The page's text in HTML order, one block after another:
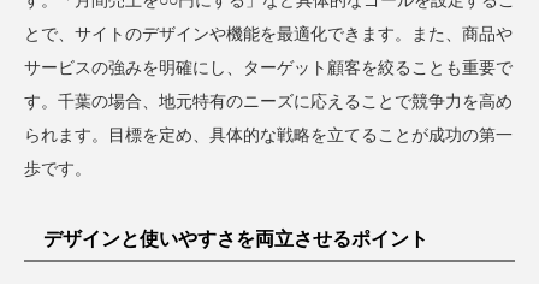
とで、サイトのデザインや機能を最適化できます。また、商品や
サービスの強みを明確にし、ターゲット顧客を絞ることも重要で
す。千葉の場合、地元特有のニーズに応えることで競争力を高め
られます。目標を定め、具体的な戦略を立てることが成功の第一
歩です。
デザインと使いやすさを両立させるポイント